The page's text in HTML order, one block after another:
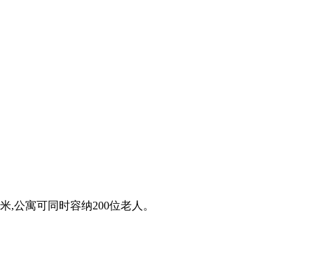
,公寓可同时容纳200位老人。